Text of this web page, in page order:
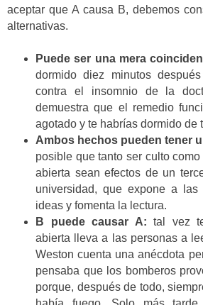
aceptar que A causa B, debemos
alternativas.
Puede ser una mera
dormido diez minutos
contra el insomnio de la
demuestra que el remedio
agotado y te habrías dormido de
Ambos hechos pueden tener
posible que tanto ser culto
abierta sean efectos de un
universidad, que expone a las
ideas y fomenta la lectura.
B puede causar A: tal vez
abierta lleva a las personas a
Weston cuenta una anécdota
pensaba que los bomberos
porque, después de todo,